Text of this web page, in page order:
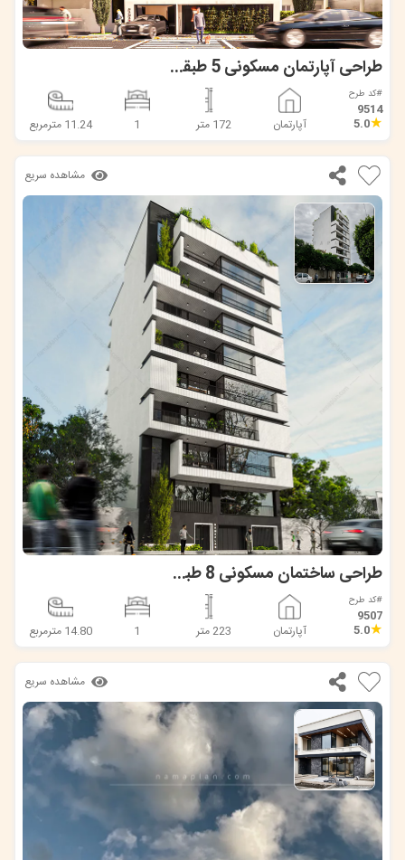
طراحی آپارتمان مسکونی 5 طبقه در قائمشهر
#کد طرح
9514
★
5.0 آپارتمان 172 متر 1 11.24 مترمربع
مشاهده سریع
طراحی ساختمان مسکونی 8 طبقه در آمل
#کد طرح
9507
★
5.0 آپارتمان 223 متر 1 14.80 مترمربع
مشاهده سریع